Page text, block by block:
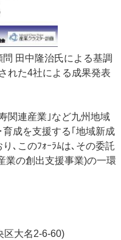
問 田中隆治氏による基調
れた4社による成果発表
関連産業｣など九州地域
成を支援する｢地域新成
､このﾌｫｰﾗﾑは､その委託
業の創出支援事業)の一環
区大名2-6-60)